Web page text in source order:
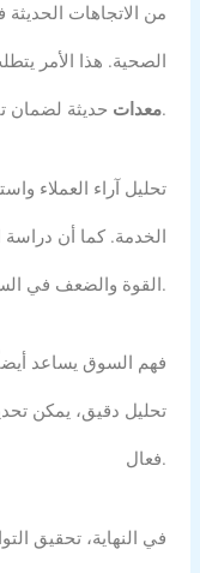
من الاتجاهات
الصحية. هذا الأمر
معداتحديثة لضمان تقديم وجبات صحية ومغذية.
تحليل آراء العملاء
الخدمة. كما أن
القوة والضعف في السوق.
فهم السوق يساعد
تحليل دقيق، يمكن
فعال.
في النهاية، تحقيق